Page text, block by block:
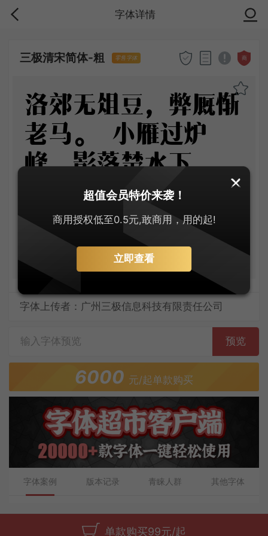
字体详情
三极清宋简体-粗 零售字体 商
洛郊无俎豆，弊厩惭
老马。 小雁过炉
峰，影落楚水下。
长船倚云泊，石镜秋
凉夜。 岂解有乡
情，弄月聊呜哑
字体上传者：广州三极信息科技有限责任公司
预览
6000 元/起单款购买
字体案例 版本记录 青睐人群 其他字体
单款购买99元/起
超值会员特价来袭！
商用授权低至0.5元,敢商用，用的起!
立即查看